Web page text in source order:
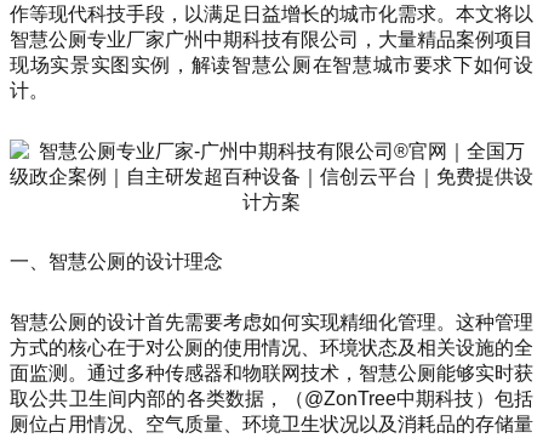
作等现代科技手段，以满足日益增长的城市化需求。本文将以
智慧公厕专业厂家广州中期科技有限公司，大量精品案例项目
现场实景实图实例，解读智慧公厕在智慧城市要求下如何设
计。
一、智慧公厕的设计理念
智慧公厕的设计首先需要考虑如何实现精细化管理。这种管理
方式的核心在于对公厕的使用情况、环境状态及相关设施的全
面监测。通过多种传感器和物联网技术，智慧公厕能够实时获
取公共卫生间内部的各类数据，（@ZonTree中期科技）包括
厕位占用情况、空气质量、环境卫生状况以及消耗品的存储量